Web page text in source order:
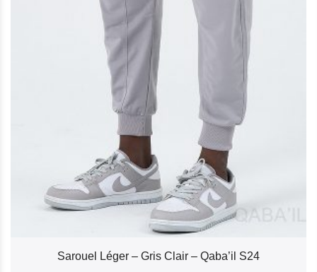
Sarouel Léger – Gris Clair – Qaba’il S24